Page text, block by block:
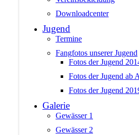
Downloadcenter
Jugend
Termine
Fangfotos unserer Jugend
Fotos der Jugend
Fotos der Jugend ab
Fotos der Jugend
Galerie
Gewässer 1
Gewässer 2